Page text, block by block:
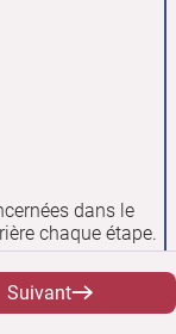
dans le
chaque étape.
étape de cycle de
Suivant